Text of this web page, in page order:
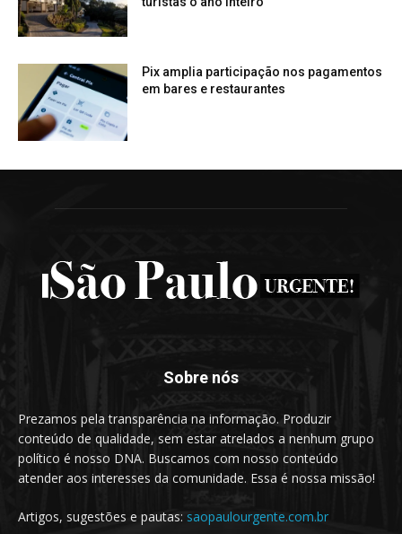
Pix amplia participação nos pagamentos
em bares e restaurantes
Sobre nós
Prezamos pela transparência na informação. Produzir
conteúdo de qualidade, sem estar atrelados a nenhum grupo
político é nosso DNA. Buscamos com nosso conteúdo
atender aos interesses da comunidade. Essa é nossa missão!
Artigos, sugestões e pautas: saopaulourgente.com.br